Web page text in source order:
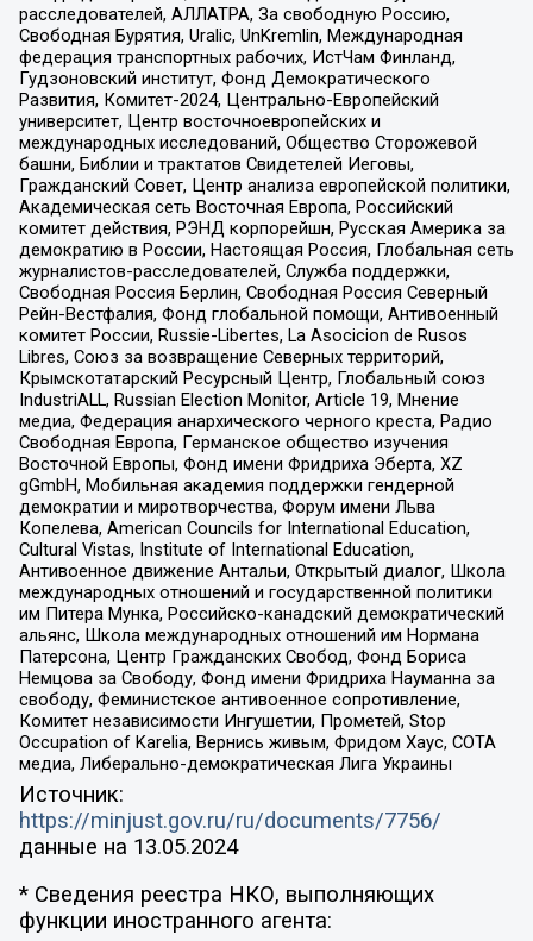
расследователей, АЛЛАТРА, За свободную Россию,
Свободная Бурятия, Uralic, UnKremlin, Международная
федерация транспортных рабочих, ИстЧам Финланд,
Гудзоновский институт, Фонд Демократического
Развития, Комитет-2024, Центрально-Европейский
университет, Центр восточноевропейских и
международных исследований, Общество Сторожевой
башни, Библии и трактатов Свидетелей Иеговы,
Гражданский Совет, Центр анализа европейской политики,
Академическая сеть Восточная Европа, Российский
комитет действия, РЭНД корпорейшн, Русская Америка за
демократию в России, Настоящая Россия, Глобальная сеть
журналистов-расследователей, Служба поддержки,
Свободная Россия Берлин, Свободная Россия Северный
Рейн-Вестфалия, Фонд глобальной помощи, Антивоенный
комитет России, Russie-Libertes, La Asocicion de Rusos
Libres, Союз за возвращение Северных территорий,
Крымскотатарский Ресурсный Центр, Глобальный союз
IndustriALL, Russian Election Monitor, Article 19, Мнение
медиа, Федерация анархического черного креста, Радио
Свободная Европа, Германское общество изучения
Восточной Европы, Фонд имени Фридриха Эберта, XZ
gGmbH, Мобильная академия поддержки гендерной
демократии и миротворчества, Форум имени Льва
Копелева, American Councils for International Education,
Cultural Vistas, Institute of International Education,
Антивоенное движение Антальи, Открытый диалог, Школа
международных отношений и государственной политики
им Питера Мунка, Российско-канадский демократический
альянс, Школа международных отношений им Нормана
Патерсона, Центр Гражданских Свобод, Фонд Бориса
Немцова за Свободу, Фонд имени Фридриха Науманна за
свободу, Феминистское антивоенное сопротивление,
Комитет независимости Ингушетии, Прометей, Stop
Occupation of Karelia, Вернись живым, Фридом Хаус, СОТА
медиа, Либерально-демократическая Лига Украины
Источник:
https://minjust.gov.ru/ru/documents/7756/
данные на 13.05.2024
* Сведения реестра НКО, выполняющих
функции иностранного агента: